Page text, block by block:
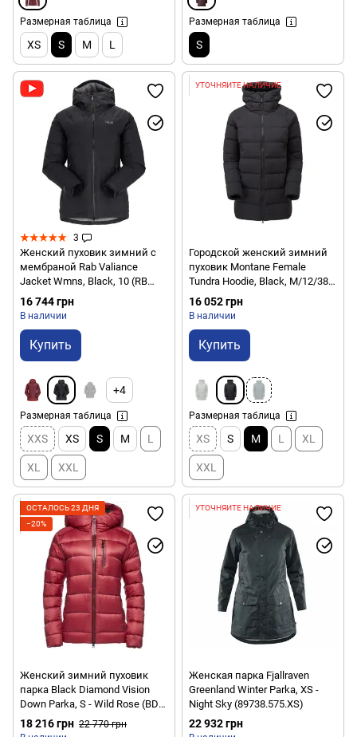
Размерная таблица
XS S M L
Размерная таблица
S
3
Женский пуховик зимний с
мембраной Rab Valiance
Jacket Wmns, Black, 10 (RB
QDB-50-BLK-10)
16 744 грн
В наличии
Купить
+4
Размерная таблица
XXS XS S M L
XL XXL
УТОЧНЯЙТЕ НАЛИЧИЕ
Городской женский зимний
пуховик Montane Female
Tundra Hoodie, Black, M/12/38
(5056237085827)
16 052 грн
В наличии
Купить
Размерная таблица
XS S M L XL
XXL
ОСТАЛОСЬ 23 ДНЯ
−20%
Женский зимний пуховик
парка Black Diamond Vision
Down Parka, S - Wild Rose (BD
746121.6012-S)
18 216 грн 22 770 грн
УТОЧНЯЙТЕ НАЛИЧИЕ
Женская парка Fjallraven
Greenland Winter Parka, XS -
Night Sky (89738.575.XS)
22 932 грн